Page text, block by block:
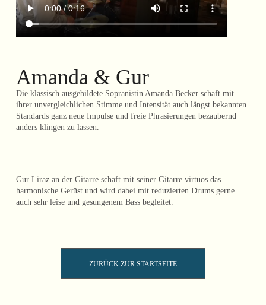
Amanda & Gur
Die klassisch ausgebildete Sopranistin Amanda Becker schaft mit
ihrer unvergleichlichen Stimme und Intensität auch längst bekannten
Standards ganz neue Impulse und freie Phrasierungen bezaubernd
anders klingen zu lassen.
Gur Liraz an der Gitarre schaft mit seiner Gitarre virtuos das
harmonische Gerüst und wird dabei mit reduzierten Drums gerne
auch sehr leise und gesungenem Bass begleitet.
ZURÜCK ZUR STARTSEITE